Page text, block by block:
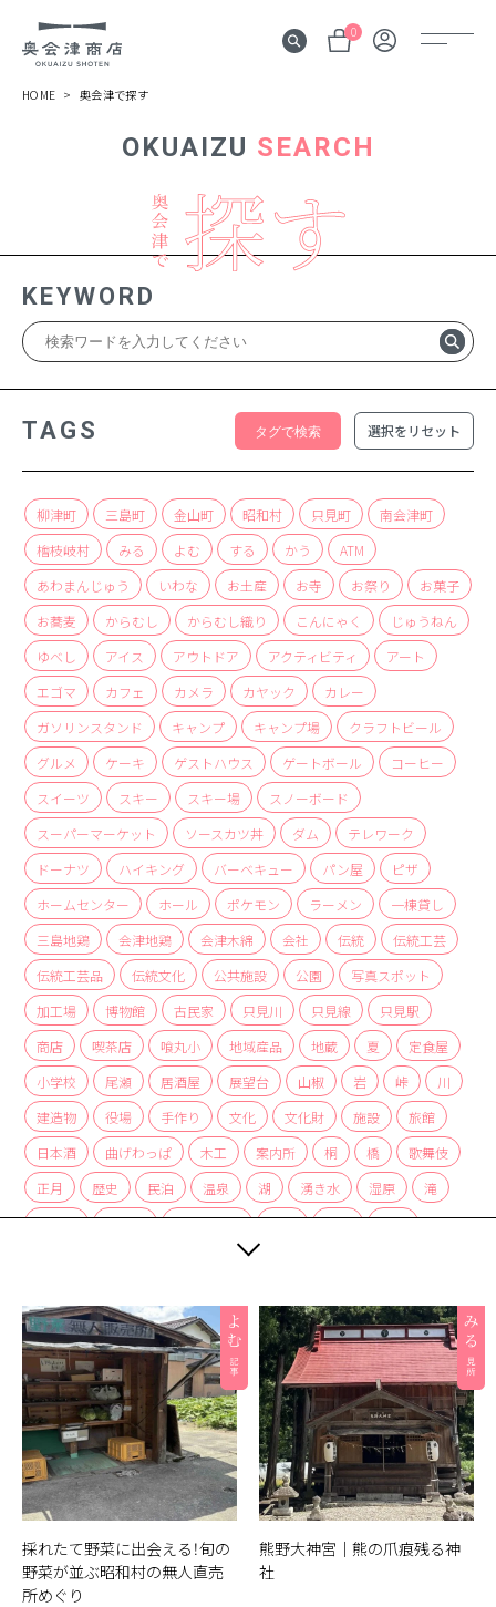
0
伝言板
みる
よむ
記事
する
体験
かう
商品
検索
ABOUT
相談窓口
アクセス
お問い合わせ
OKUAIZU SEARCH
HOME 奥会津で探す
KEYWORD
TAGS 選択をリセット
柳津町 三島町 金山町 昭和村 只見町
南会津町
檜枝岐村
みる よむ する かう
ATM
あわまんじゅう
いわな お土産 お寺 お祭り
お菓子
お蕎麦
からむし からむし織り こんにゃく
じゅうねん
ゆべし
アイス アウトドア アクティビティ
アート
エゴマ
カフェ カメラ カヤック
カレー
ガソリンスタンド
キャンプ キャンプ場
クラフトビール
グルメ
ケーキ ゲストハウス ゲートボール
コーヒー
スイーツ
スキー スキー場
スノーボード
スーパーマーケット
ソースカツ丼 ダム
テレワーク
ドーナツ
ハイキング バーベキュー パン屋
ピザ
ホームセンター
ホール ポケモン ラーメン
一棟貸し
三島地鶏
会津地鶏 会津木綿 会社 伝統
伝統工芸
伝統工芸品
伝統文化 公共施設 公園
写真スポット
加工場
博物館 古民家 只見川 只見線
只見駅
商店
喫茶店 喰丸小 地域産品 地蔵 夏
定食屋
小学校
尾瀬 居酒屋 展望台 山椒 岩 峠
川
建造物
役場 手作り 文化 文化財 施設
旅館
日本酒
曲げわっぱ 木工 案内所 桐 橋
歌舞伎
正月
歴史 民泊 温泉 湖 湧き水 湿原
滝
炭酸水
炭酸泉 無人販売所 着物 神社
紅茶
編み組み細工
観光案内所
観光物産協会 豆腐 赤カボチャ
足湯
道の駅
郵便局 重要文化財 野菜 釣り
銀行
集落
雑貨 霧幻峡 霧幻峡の渡し 風景
食堂
飲食店
餅
採れたて野菜に出会える！旬の
野菜が並ぶ昭和村の無人直売
所めぐり
熊野大神宮｜熊の爪痕残る神
社